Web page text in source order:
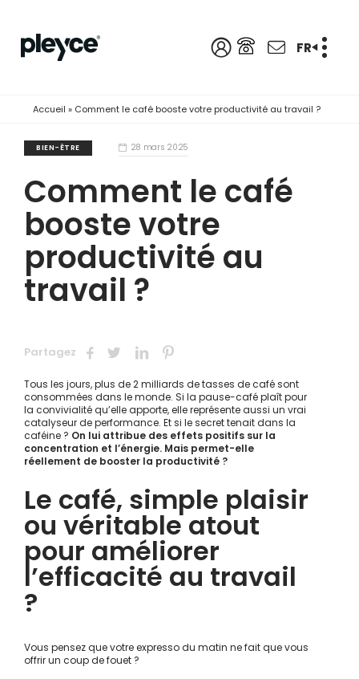
FR
Accueil » Comment le café booste votre productivité au travail ?
BIEN-ÊTRE 28 mars 2025
Comment le café
booste votre
productivité au
travail ?
Partagez
Tous les jours, plus de 2 milliards de tasses de café sont
consommées dans le monde. Si la pause-café plaît pour
la convivialité qu’elle apporte, elle représente aussi un vrai
catalyseur de performance. Et si le secret tenait dans la
caféine ? On lui attribue des effets positifs sur la
concentration et l’énergie. Mais permet-elle
réellement de booster la productivité ?
Le café, simple plaisir
ou véritable atout
pour améliorer
l’efficacité au travail
?
Vous pensez que votre expresso du matin ne fait que vous
offrir un coup de fouet ?